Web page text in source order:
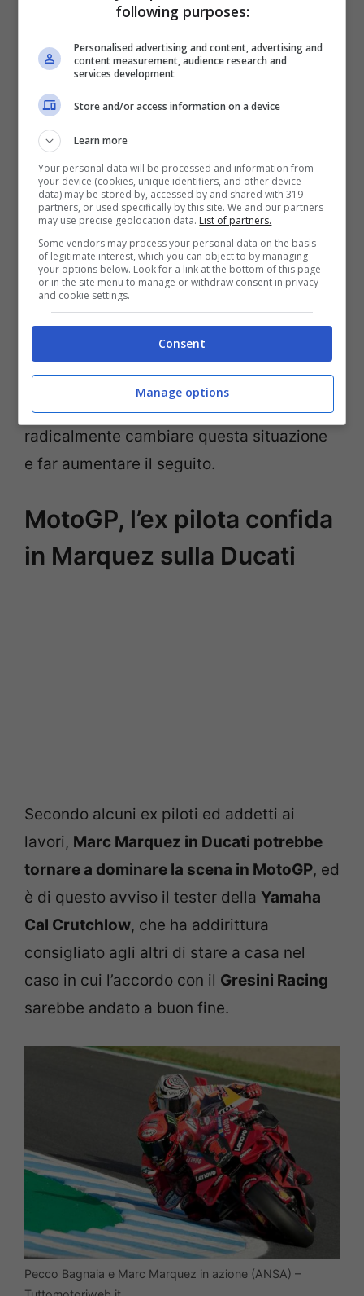
Il sogno di guidare unaDucatisi sta
finalmente per realizzare, e quasi
certamente,la potrà provare già dal test di
Valencia di fine novembre
poche ore dopo l’ultima gara della
stagione.Il momento sarà seguitissimo da
tutto il mondodelle due ruote, visto che
finirà un’era e ne inizierà una nuova.
Il fatto di vedere Marquez su una Ducati
può ridare hype ad una categoria che, in
è in difficoltà e vive una
fase di calo di ascolti, ma il ritorno al top
del nativo di Cervera potrebbe
radicalmente cambiare questa situazione
e far aumentare il seguito.
MotoGP, l’ex pilota confida
in Marquez sulla Ducati
Secondo alcuni ex piloti ed addetti ai
lavori, Marc Marquez in Ducati potrebbe
tornare a dominare la scena in MotoGP, ed
è di questo avviso il tester della Yamaha
Cal Crutchlow, che ha addirittura
consigliato agli altri di stare a casa nel
caso in cui l’accordo con il Gresini Racing
sarebbe andato a buon fine.
Pecco Bagnaia e Marc Marquez in azione (ANSA) –
following purposes:
Personalised advertising and content, advertising and
content measurement, audience research and
services development
Store and/or access information on a device
Learn more
Your personal data will be processed and information from
your device (cookies, unique identifiers, and other device
data) may be stored by, accessed by and shared with 319
partners, or used specifically by this site. We and our partners
may use precise geolocation data. List of partners.
Some vendors may process your personal data on the basis
of legitimate interest, which you can object to by managing
your options below. Look for a link at the bottom of this page
or in the site menu to manage or withdraw consent in privacy
and cookie settings.
Consent
Manage options